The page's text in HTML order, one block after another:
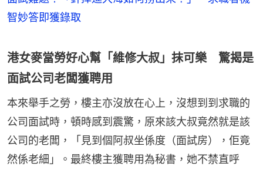
智妙答即獲錄取
港女麥當勞好心幫「維修大叔」抹可樂 驚揭是
面試公司老闆獲聘用
本來舉手之勞，樓主亦沒放在心上，沒想到到求職的
公司面試時，頓時感到震驚，原來該大叔竟然就是該
公司的老闆，「見到個阿叔坐係度（面試房），佢竟
然係老細」。最終樓主獲聘用為秘書，她不禁直呼